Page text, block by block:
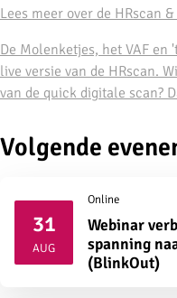
Lees meer over de HRscan
De Molenketjes, het VAF en
live versie van de HRscan.
van de quick digitale scan?
Volgende
31
AUG2026
Online
Webinar
spanning
(BlinkOut)